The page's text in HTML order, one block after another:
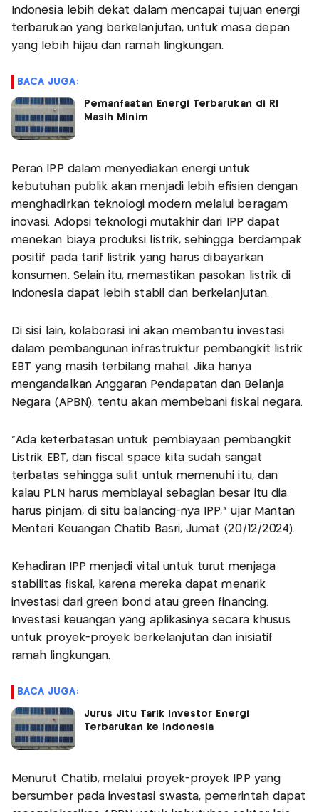
Indonesia lebih dekat dalam mencapai tujuan energi
terbarukan yang berkelanjutan, untuk masa depan
yang lebih hijau dan ramah lingkungan.
BACA JUGA:
Pemanfaatan Energi Terbarukan di RI
Masih Minim
Peran IPP dalam menyediakan energi untuk
kebutuhan publik akan menjadi lebih efisien dengan
menghadirkan teknologi modern melalui beragam
inovasi. Adopsi teknologi mutakhir dari IPP dapat
menekan biaya produksi listrik, sehingga berdampak
positif pada tarif listrik yang harus dibayarkan
konsumen. Selain itu, memastikan pasokan listrik di
Indonesia dapat lebih stabil dan berkelanjutan.
Di sisi lain, kolaborasi ini akan membantu investasi
dalam pembangunan infrastruktur pembangkit listrik
EBT yang masih terbilang mahal. Jika hanya
mengandalkan Anggaran Pendapatan dan Belanja
Negara (APBN), tentu akan membebani fiskal negara.
"Ada keterbatasan untuk pembiayaan pembangkit
Listrik EBT, dan fiscal space kita sudah sangat
terbatas sehingga sulit untuk memenuhi itu, dan
kalau PLN harus membiayai sebagian besar itu dia
harus pinjam, di situ balancing-nya IPP," ujar Mantan
Menteri Keuangan Chatib Basri, Jumat (20/12/2024).
Kehadiran IPP menjadi vital untuk turut menjaga
stabilitas fiskal, karena mereka dapat menarik
investasi dari green bond atau green financing.
Investasi keuangan yang aplikasinya secara khusus
untuk proyek-proyek berkelanjutan dan inisiatif
ramah lingkungan.
BACA JUGA:
Jurus Jitu Tarik Investor Energi
Terbarukan ke Indonesia
Menurut Chatib, melalui proyek-proyek IPP yang
bersumber pada investasi swasta, pemerintah dapat